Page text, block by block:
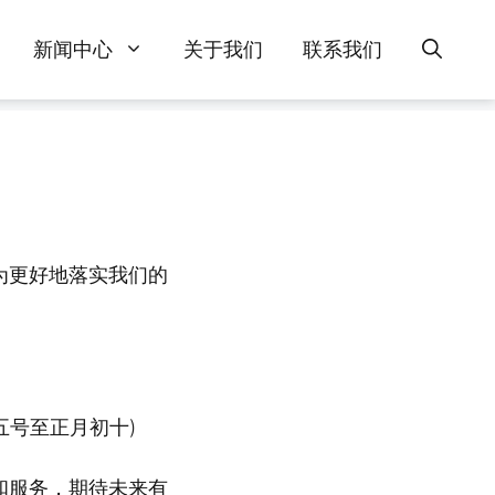
新闻中心 关于我们 联系我们
更好地落实我们的
号至正月初十)
服务，期待未来有